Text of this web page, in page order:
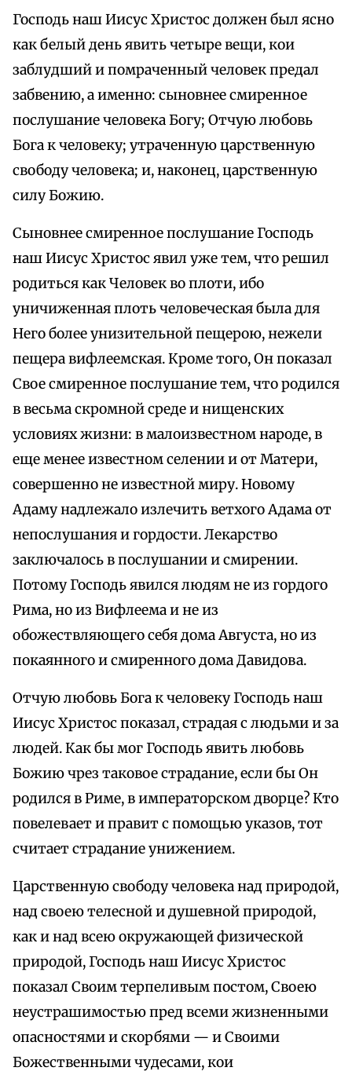
Господь наш Иисус Христос должен был ясно
как белый день явить четыре вещи, кои
заблудший и помраченный человек предал
забвению, а именно: сыновнее смиренное
послушание человека Богу; Отчую любовь
Бога к человеку; утраченную царственную
свободу человека; и, наконец, царственную
силу Божию.
Сыновнее смиренное послушание Господь
наш Иисус Христос явил уже тем, что решил
родиться как Человек во плоти, ибо
уничиженная плоть человеческая была для
Него более унизительной пещерою, нежели
пещера вифлеемская. Кроме того, Он показал
Свое смиренное послушание тем, что родился
в весьма скромной среде и нищенских
условиях жизни: в малоизвестном народе, в
еще менее известном селении и от Матери,
совершенно не известной миру. Новому
Адаму надлежало излечить ветхого Адама от
непослушания и гордости. Лекарство
заключалось в послушании и смирении.
Потому Господь явился людям не из гордого
Рима, но из Вифлеема и не из
обожествляющего себя дома Августа, но из
покаянного и смиренного дома Давидова.
Отчую любовь Бога к человеку Господь наш
Иисус Христос показал, страдая с людьми и за
людей. Как бы мог Господь явить любовь
Божию чрез таковое страдание, если бы Он
родился в Риме, в императорском дворце? Кто
повелевает и правит с помощью указов, тот
считает страдание унижением.
Царственную свободу человека над природой,
над своею телесной и душевной природой,
как и над всею окружающей физической
природой, Господь наш Иисус Христос
показал Своим терпеливым постом, Своею
неустрашимостью пред всеми жизненными
опасностями и скорбями — и Своими
Божественными чудесами, кои